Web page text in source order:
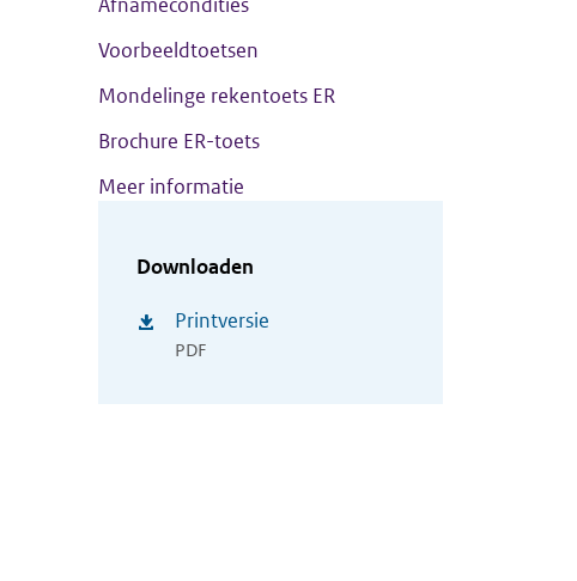
Afnamecondities
Voorbeeldtoetsen
Mondelinge rekentoets ER
Brochure ER-toets
Meer informatie
Downloaden
Printversie
PDF